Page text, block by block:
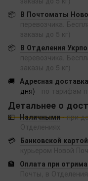
📦 В Почтоматы
перевозчика.
заказы до 5 кг)
📦 В Отделения
перевозчика.
заказы до 5 кг)
🚚 Адресная
дня) - по тарифам
Детальнее о
💵 Наличными-при
Отделениях
💳 Банковской картой
курьером Новой
🏦
Оплата при
Почты, в